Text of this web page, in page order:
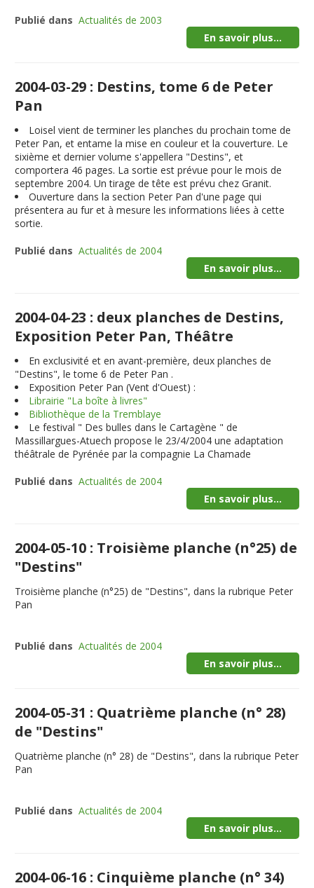
Publié dans Actualités de 2003
En savoir plus...
2004-03-29 : Destins, tome 6 de Peter
Pan
Loisel vient de terminer les planches du prochain tome de
Peter Pan, et entame la mise en couleur et la couverture. Le
sixième et dernier volume s'appellera "Destins", et
comportera 46 pages. La sortie est prévue pour le mois de
septembre 2004. Un tirage de tête est prévu chez Granit.
Ouverture dans la section Peter Pan d'une page qui
présentera au fur et à mesure les informations liées à cette
sortie.
Publié dans Actualités de 2004
En savoir plus...
2004-04-23 : deux planches de Destins,
Exposition Peter Pan, Théâtre
En exclusivité et en avant-première,deux planches de
"Destins", le tome 6 de Peter Pan .
Exposition Peter Pan (Vent d'Ouest) :
Librairie "La boîte à livres"
Bibliothèque de la Tremblaye
Le festival " Des bulles dans le Cartagène " de
Massillargues-Atuech propose le 23/4/2004 une adaptation
théâtrale de Pyrénée par la compagnie La Chamade
Publié dans Actualités de 2004
En savoir plus...
2004-05-10 : Troisième planche (n°25) de
"Destins"
Troisième planche (n°25) de "Destins", dans la rubrique Peter
Pan
Publié dans Actualités de 2004
En savoir plus...
2004-05-31 : Quatrième planche (n° 28)
de "Destins"
Quatrième planche (n° 28) de "Destins", dans la rubrique Peter
Pan
Publié dans Actualités de 2004
En savoir plus...
2004-06-16 : Cinquième planche (n° 34)